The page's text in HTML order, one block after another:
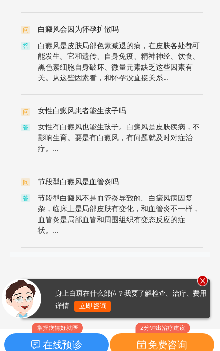
问 白癜风会因为怀孕扩散吗
答
白癜风是皮肤局部色素减退的病，在皮肤各处都可
能发生。它和遗传、自身免疫、精神神经、饮食、
黑色素细胞自身破坏、微量元素缺乏这些因素有
关。从这些因素看，和怀孕没直接关系...
问 女性白癜风患者能生孩子吗
答
女性有白癜风也能生孩子。白癜风是皮肤疾病，不
影响生育。要是有白癜风，有问题就及时对症治
疗。...
问 节段型白癜风是血管炎吗
答
节段型白癜风不是血管炎导致的。白癜风病因复
杂，临床上是局部皮肤有变化，和血管炎不一样，
血管炎是局部血管和周围组织有变态反应的症
状。...
掌握病情好就医
在线预诊
2分钟出治疗建议
免费咨询
身上白斑在什么部位？我要了解检查、治疗、费用
详情
立即咨询